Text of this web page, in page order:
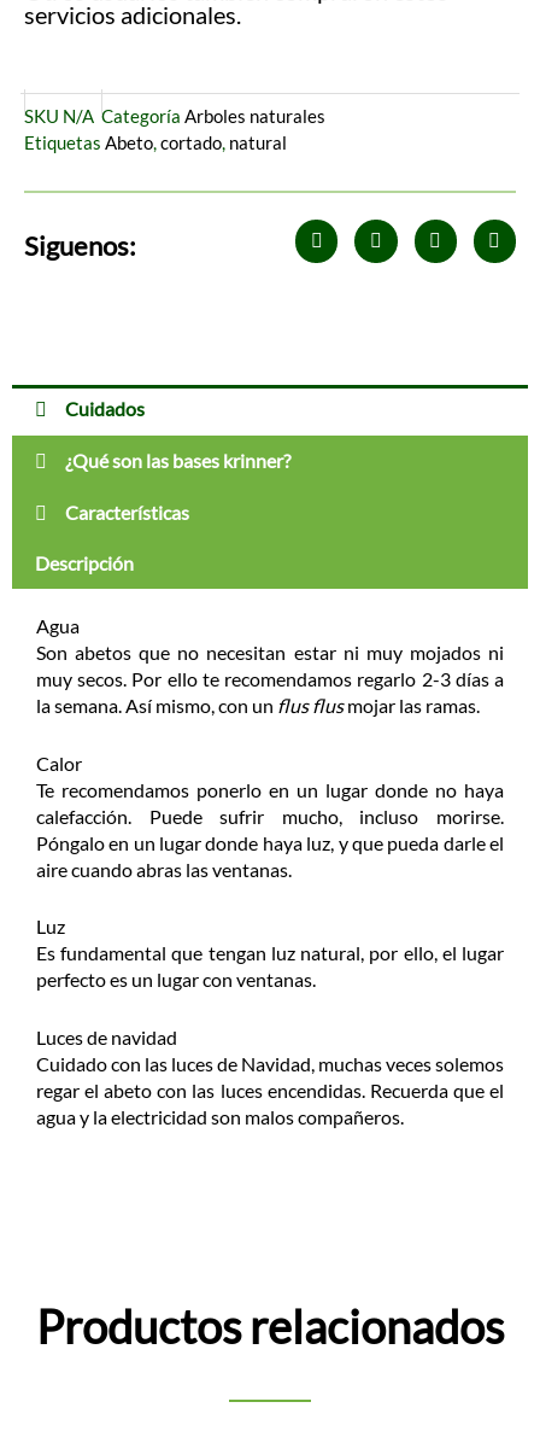
servicios adicionales.
SKU N/A Categoría Arboles naturales
Etiquetas Abeto,cortado, natural
Siguenos:
F
a
c
I
n
s
m
T
w
i
W
h
a
Cuidados
¿Qué son las bases krinner?
Características
Descripción
Agua
Son abetos que no necesitan estar ni muy mojados ni
muy secos. Por ello te recomendamos regarlo 2-3 días a
la semana. Así mismo, con un flus flusmojar las ramas.
Calor
Te recomendamos ponerlo en un lugar donde no haya
calefacción. Puede sufrir mucho, incluso morirse.
Póngalo en un lugar donde haya luz, y que pueda darle el
aire cuando abras las ventanas.
Luz
Es fundamental que tengan luz natural, por ello, el lugar
perfecto es un lugar con ventanas.
Luces de navidad
Cuidado con las luces de Navidad, muchas veces solemos
regar el abeto con las luces encendidas. Recuerda que el
agua y la electricidad son malos compañeros.
Productos relacionados